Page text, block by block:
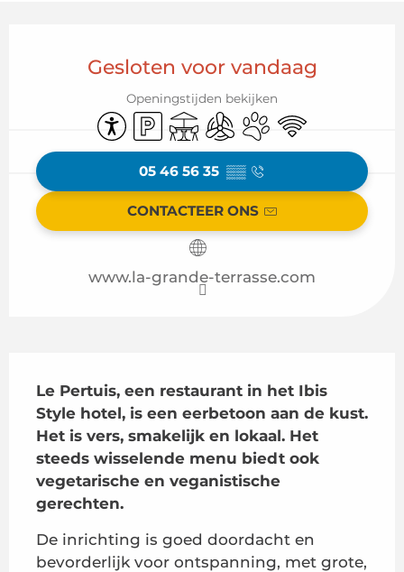
Gesloten voor vandaag
Openingstijden bekijken
Toegankelijkheid
Parkeerplaats
TerrasMet aircoDieren toegelaten
Wifi
05 46 56 35 ▒▒
CONTACTEER ONS
www.la-grande-terrasse.com
Le Pertuis, een restaurant in het Ibis
Style hotel, is een eerbetoon aan de kust.
Het is vers, smakelijk en lokaal. Het
steeds wisselende menu biedt ook
vegetarische en veganistische
gerechten.
De inrichting is goed doordacht en
bevorderlijk voor ontspanning, met grote,